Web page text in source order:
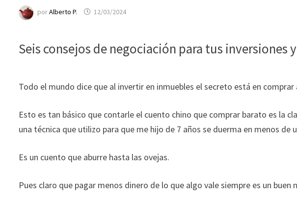
porAlberto P. 12/03/2024
Seis consejos de negociación para tus inversiones
Todo el mundo dice que al invertir en inmuebles el secreto está en comprar
Esto es tan básico que contarle el cuento chino que comprar barato es la
una técnica que utilizo para que me hijo de 7 años se duerma en menos de
Es un cuento que aburre hasta las ovejas.
Pues claro que pagar menos dinero de lo que algo vale siempre es un buen
Para que
podamos
y estructura
se usa la web.
Experiencia
funcione lo